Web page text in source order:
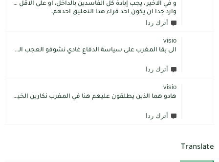
و في الاخير ، يجب إبادة كل الفاسدين بالداخل، او على الاقل كما فعل محمد بن سلمان: قم بتسليم الاموال المنهوبة او المشنقة(حرفيا)، فقط هم بضعة آلاف ليسوا كُثر.
وارد جدا ان يكون احد قراء هدا التعليق احدهم،
أترك ردا
visio
الى بقا المغرب على سياسة الدفاع غادي نشوفو العجب المعجب من دولة الكبرانات.. دولة ما عندها تاريخ كاتسرق تراتنا ، اراضبنا و تاريخنا و حنا جالسين كانتسناو في الامم المتحدة تعطينا حل و الواقع هو كل عام مشكلتنا كاتعقد مع دولة الشر.. فرنسا اكبر شيطان من مازال حطا صبعها في شمال افريقيا، كانزيدو مشكل على مشكل اللهم كبرها تصغار .. الانسان هو لي يموت على ولادو و على ارضو
أترك ردا
visio
هادو هما الذين يطلقون عليهم هنا في المغرب نكارين الخير.كما يقول المثل المغربي دير الخير في الرجال تلقاه لاديرو فالشماتة راه يتوضر .لكن الخير دائما يعلو على الشر./.
أترك ردا
Translate